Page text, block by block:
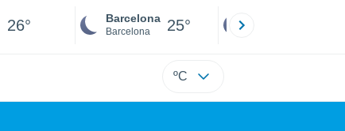
26° Barcelona
Barcelona 25°
ºC